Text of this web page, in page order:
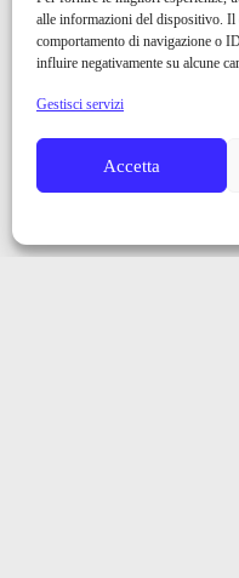
alle informazioni del dispositivo. Il
comportamento di navigazione o
influire negativamente su alcune
Gestisci servizi
Accetta